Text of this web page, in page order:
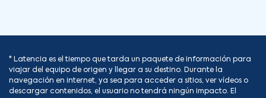
* Latencia es el tiempo que tarda un paquete de información para
viajar del equipo de origen y llegar a su destino. Durante la
navegación en internet, ya sea para acceder a sitios, ver vídeos o
descargar contenidos, el usuario no tendrá ningún impacto. El